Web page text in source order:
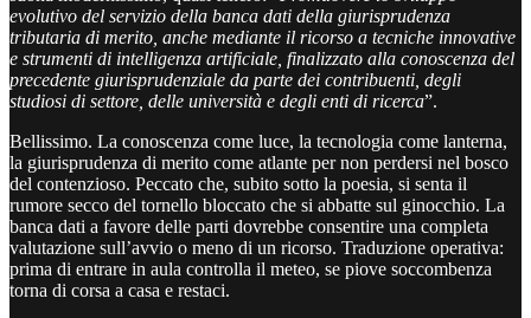
evolutivo del servizio della banca dati della giurisprudenza
tributaria di merito, anche mediante il ricorso a tecniche innovative
e strumenti di intelligenza artificiale, finalizzato alla conoscenza del
precedente giurisprudenziale da parte dei contribuenti, degli
studiosi di settore, delle università e degli enti di ricerca”.
Bellissimo. La conoscenza come luce, la tecnologia come lanterna,
la giurisprudenza di merito come atlante per non perdersi nel bosco
del contenzioso. Peccato che, subito sotto la poesia, si senta il
rumore secco del tornello bloccato che si abbatte sul ginocchio. La
banca dati a favore delle parti dovrebbe consentire una completa
valutazione sull’avvio o meno di un ricorso. Traduzione operativa:
prima di entrare in aula controlla il meteo, se piove soccombenza
torna di corsa a casa e restaci.